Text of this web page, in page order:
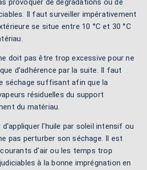
provoquer de dégradations ou de
Il faut surveiller impérativement
se situe entre 10 °C et 30 °C
doit pas être trop excessive pour ne
d'adhérence par la suite. Il faut
séchage suffisant afin que la
résiduelles du support
du matériau.
l'huile par soleil intensif ou
pas perturber son séchage. Il est
d'air ou les temps trop
à la bonne imprégnation en